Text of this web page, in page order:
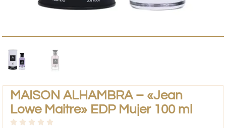
MAISON ALHAMBRA – «Jean
Lowe Maitre» EDP Mujer 100 ml